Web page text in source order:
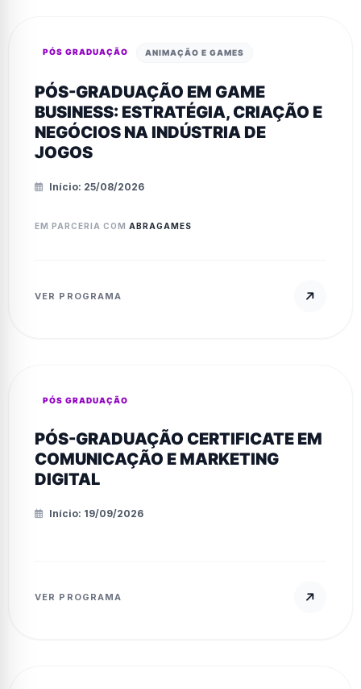
PÓS GRADUAÇÃO ANIMAÇÃO E GAMES
PÓS-GRADUAÇÃO EM GAME
BUSINESS: ESTRATÉGIA, CRIAÇÃO E
NEGÓCIOS NA INDÚSTRIA DE
JOGOS
Início: 25/08/2026
EM PARCERIA COM ABRAGAMES
VER PROGRAMA
PÓS GRADUAÇÃO
PÓS-GRADUAÇÃO CERTIFICATE EM
COMUNICAÇÃO E MARKETING
DIGITAL
Início: 19/09/2026
VER PROGRAMA